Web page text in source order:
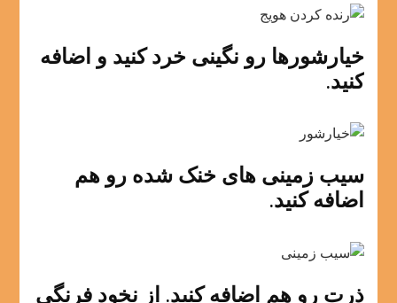
خیارشورها رو نگینی خرد کنید و اضافه
کنید.
سیب زمینی های خنک شده رو هم
اضافه کنید.
ذرت رو هم اضافه کنید. از نخود فرنگی